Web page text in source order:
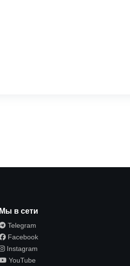
Мы в сети
Telegram
Facebook
Instagram
YouTube